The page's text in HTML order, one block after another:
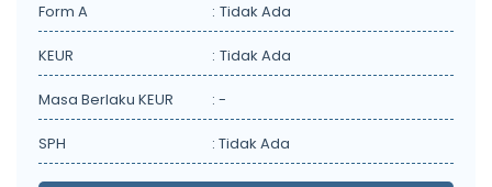
Form A : Tidak Ada
KEUR : Tidak Ada
Masa Berlaku KEUR : -
SPH : Tidak Ada